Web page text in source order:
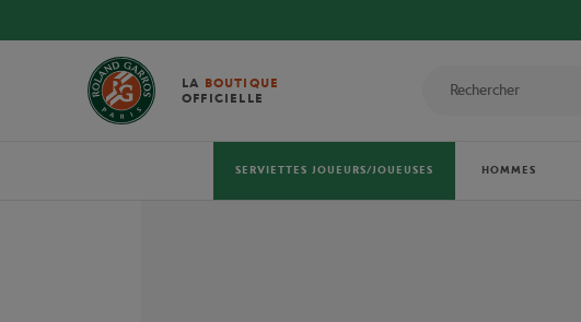
LA BOUTIQUE
OFFICIELLE
SERVIETTES JOUEURS/JOUEUSES HOMMES